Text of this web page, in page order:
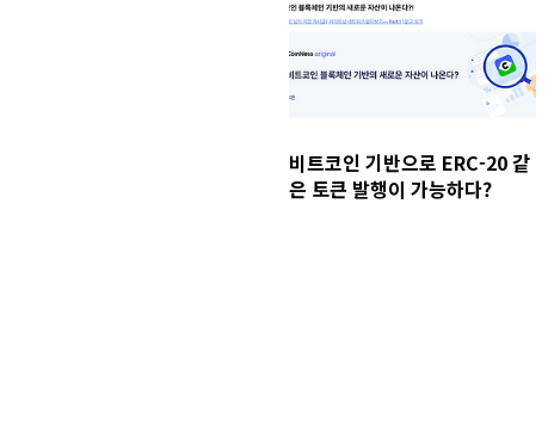
비트코인 기반으로 ERC-20 같
은 토큰 발행이 가능하다?